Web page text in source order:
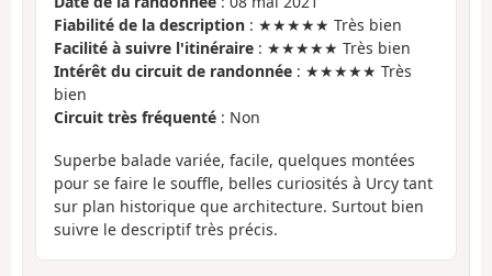
Fiabilité de la description : ★★★★★ Très bien
Facilité à suivre l'itinéraire : ★★★★★ Très bien
Intérêt du circuit de randonnée : ★★★★★ Très
bien
Circuit très fréquenté : Non
Superbe balade variée, facile, quelques montées
pour se faire le souffle, belles curiosités à Urcy tant
sur plan historique que architecture. Surtout bien
suivre le descriptif très précis.